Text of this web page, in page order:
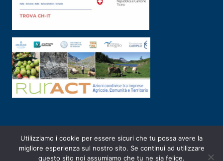
PRIVACY POLICY|2003-2026 ©ARSUNIVCO|Designed byE-SERV
Utilizziamo i cookie per essere sicuri che tu possa avere la
migliore esperienza sul nostro sito. Se continui ad utilizzare
questo sito noi assumiamo che tu ne sia felice.